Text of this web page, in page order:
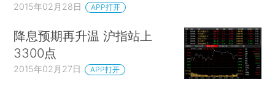
2015年02月28日 APP打开
降息预期再升温 沪指站上
3300点
2015年02月27日 APP打开